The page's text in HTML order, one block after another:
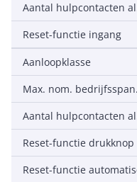
Reset-functie ingang
Aanloopklasse
Reset-functie drukknop
Reset-functie